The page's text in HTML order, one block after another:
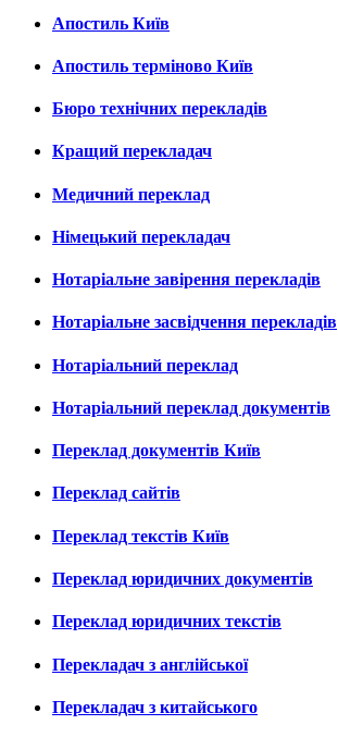
Апостиль Київ
Апостиль терміново Київ
Бюро технічних перекладів
Кращий перекладач
Медичний переклад
Німецький перекладач
Нотаріальне завірення перекладів
Нотаріальне засвідчення перекладів
Нотаріальний переклад
Нотаріальний переклад документів
Переклад документів Київ
Переклад сайтів
Переклад текстів Київ
Переклад юридичних документів
Переклад юридичних текстів
Перекладач з англійської
Перекладач з китайського